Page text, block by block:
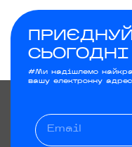
СЬОГОДНІ
#Ми надішлемо
вашу електронну